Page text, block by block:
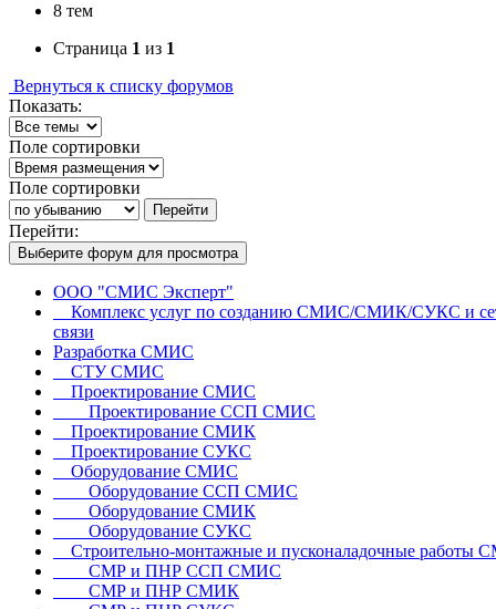
8 тем
Страница 1 из 1
Вернуться к списку форумов
Показать:
Поле сортировки
Поле сортировки
Перейти
Перейти:
Выберите форум для просмотра
ООО "СМИС Эксперт"
Комплекс услуг по созданию СМИС/СМИК/СУКС и
связи
Разработка СМИС
СТУ СМИС
Проектирование СМИС
Проектирование ССП СМИС
Проектирование СМИК
Проектирование СУКС
Оборудование СМИС
Оборудование ССП СМИС
Оборудование СМИК
Оборудование СУКС
Строительно-монтажные и пусконаладочные работы
СМР и ПНР ССП СМИС
СМР и ПНР СМИК